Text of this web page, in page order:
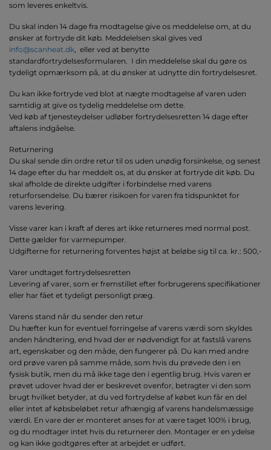
som leveres enkeltvis.
Du skal inden 14 dage fra modtagelse give os meddelelse om, at du
ønsker at fortryde dit køb. Meddelelsen skal gives ved
info@scanheat.dk, eller ved at benytte
standardfortrydelsesformularen. I din meddelelse skal du gøre os
tydeligt opmærksom på, at du ønsker at udnytte din fortrydelsesret.
Du kan ikke fortryde ved blot at nægte modtagelse af varen uden
samtidig at give os tydelig meddelelse om dette.
Ved køb af tjenesteydelser udløber fortrydelsesretten 14 dage efter
aftalens indgåelse.
Returnering
Du skal sende din ordre retur til os uden unødig forsinkelse, og senest
14 dage efter du har meddelt os, at du ønsker at fortryde dit køb. Du
skal afholde de direkte udgifter i forbindelse med varens
returforsendelse. Du bærer risikoen for varen fra tidspunktet for
varens levering.
Visse varer kan i kraft af deres art ikke returneres med normal post.
Dette gælder for varmepumper.
Udgifterne for returnering forventes højst at beløbe sig til ca. kr.: 500,-
Varer undtaget fortrydelsesretten
Levering af varer, som er fremstillet efter forbrugerens specifikationer
eller har fået et tydeligt personligt præg.
Varens stand når du sender den retur
Du hæfter kun for eventuel forringelse af varens værdi som skyldes
anden håndtering, end hvad der er nødvendigt for at fastslå varens
art, egenskaber og den måde, den fungerer på. Du kan med andre
ord prøve varen på samme måde, som hvis du prøvede den i en
fysisk butik, men du må ikke tage den i egentlig brug. Hvis varen er
prøvet udover hvad der er beskrevet ovenfor, betragter vi den som
brugt hvilket betyder, at du ved fortrydelse af købet kun får en del
eller intet af købsbeløbet retur afhængig af varens handelsmæssige
værdi. En vare der er monteret anses for at være taget 100% i brug,
og du modtager intet hvis du returnerer den. Montager er en ydelse
og kan ikke godtgøres efter at arbejdet er udført.